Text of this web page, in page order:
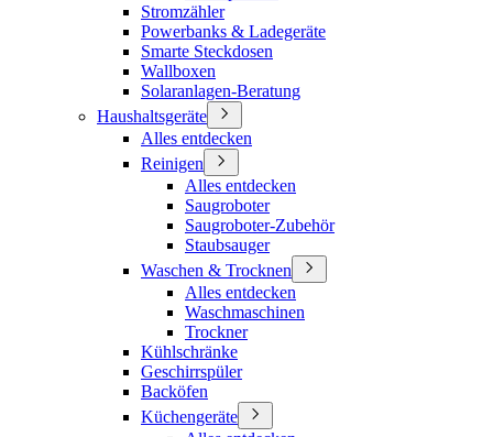
Stromzähler
Powerbanks & Ladegeräte
Smarte Steckdosen
Wallboxen
Solaranlagen-Beratung
Haushaltsgeräte
Alles entdecken
Reinigen
Alles entdecken
Saugroboter
Saugroboter-Zubehör
Staubsauger
Waschen & Trocknen
Alles entdecken
Waschmaschinen
Trockner
Kühlschränke
Geschirrspüler
Backöfen
Küchengeräte